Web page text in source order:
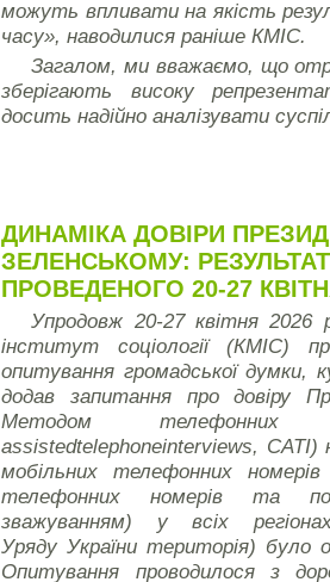
можуть впливати на якість
часу», наводилися раніше КМІС.
Загалом, ми вважаємо, що
зберігають високу
досить надійно аналізувати
ДИНАМІКА ДОВІРИ
ЗЕЛЕНСЬКОМУ:
ПРОВЕДЕНОГО 20-27
Упродовж 20-27 квітня 2026
інститут соціології (КМІС)
опитування громадської думки,
додав запитання про довіру
Методом
assistedtelephoneinterviews, CATI)
мобільних телефонних
телефонних номерів та
зважуванням) у всіх
Уряду України територія) було
Опитування проводилося з